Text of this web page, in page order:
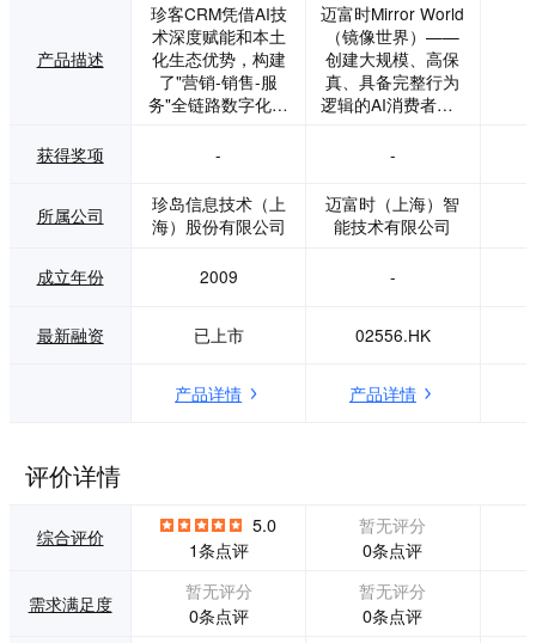
产品描述
珍客CRM凭借AI技
术深度赋能和本土
化生态优势，构建
了"营销-销售-服
务"全链路数字化闭
“智能外脑”：从营
销端的精准获客，
到销售端的赢单赋
体验升级，全链路
值，是国产CRM替
迈富时Mirror World
（镜像世界）——
创建大规模、高保
真、具备完整行为
逻辑的AI消费者（A
进行动态推演与市
场预判
获得奖项 - -
所属公司
珍岛信息技术（上
海）股份有限公司
迈富时（上海）智
能技术有限公司
成立年份 2009 -
最新融资 已上市 02556.HK
产品详情 产品详情
评价详情
综合评价
5.0
1条点评
暂无评分
0条点评
需求满足度
暂无评分
0条点评
暂无评分
0条点评